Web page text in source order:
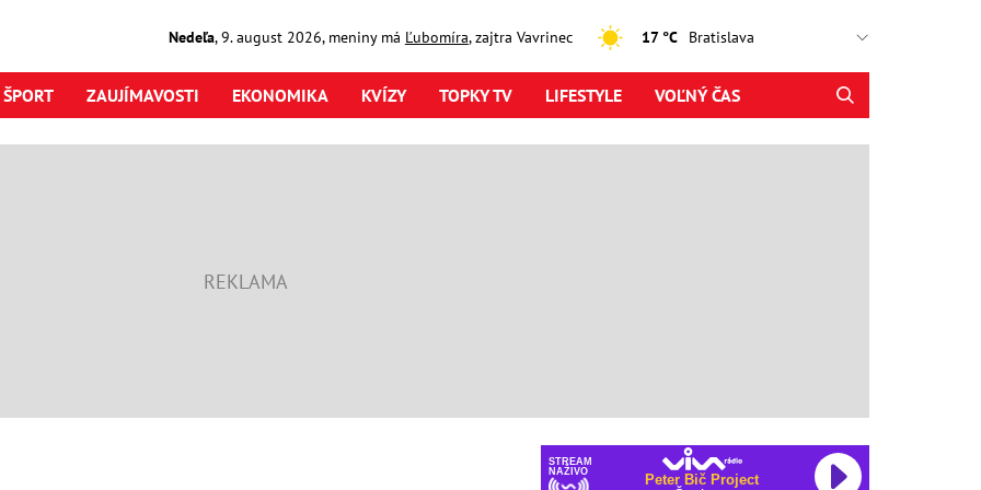
Nedeľa,9. august2026, meniny má Ľubomíra, zajtra Vavrinec 17 °C
ŠPORT ZAUJÍMAVOSTI EKONOMIKA KVÍZY TOPKY TV LIFESTYLE VOĽNÝ ČAS
STREAM
NAŽIVO
Peter Bič Project